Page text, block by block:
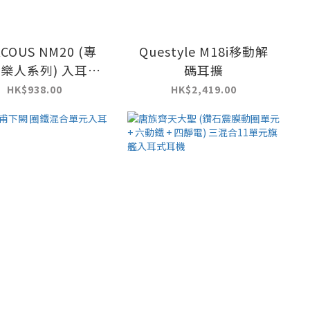
NM20 (專
人系列) 入耳式
耳機
HK$938.00
Questyle M18i移動解
碼耳擴
HK$2,419.00